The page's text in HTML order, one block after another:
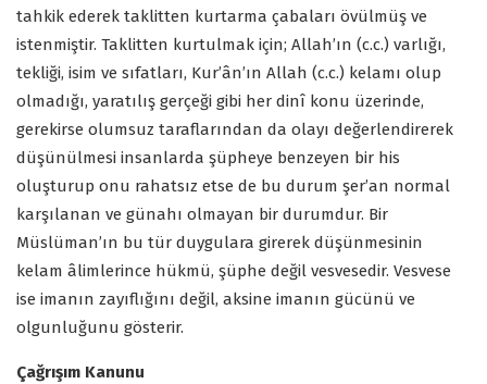
tahkik ederek taklitten kurtarma çabaları övülmüş ve
istenmiştir. Taklitten kurtulmak için; Allah’ın (c.c.) varlığı,
tekliği, isim ve sıfatları, Kur’ân’ın Allah (c.c.) kelamı olup
olmadığı, yaratılış gerçeği gibi her dinî konu üzerinde,
gerekirse olumsuz taraflarından da olayı değerlendirerek
düşünülmesi insanlarda şüpheye benzeyen bir his
oluşturup onu rahatsız etse de bu durum şer’an normal
karşılanan ve günahı olmayan bir durumdur. Bir
Müslüman’ın bu tür duygulara girerek düşünmesinin
kelam âlimlerince hükmü, şüphe değil vesvesedir. Vesvese
ise imanın zayıflığını değil, aksine imanın gücünü ve
olgunluğunu gösterir.
Çağrışım Kanunu